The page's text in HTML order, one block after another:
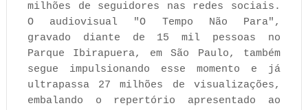
milhões de seguidores nas redes sociais.
O audiovisual "O Tempo Não Para",
gravado diante de 15 mil pessoas no
Parque Ibirapuera, em São Paulo, também
segue impulsionando esse momento e já
ultrapassa 27 milhões de visualizações,
embalando o repertório apresentado ao